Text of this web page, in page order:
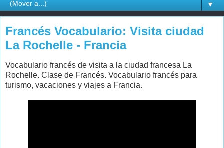
▼
Francés Vocabulario: Visita ciudad
La Rochelle - Francia
Vocabulario francés de visita a la ciudad francesa La
Rochelle. Clase de Francés. Vocabulario francés para
turismo, vacaciones y viajes a Francia.